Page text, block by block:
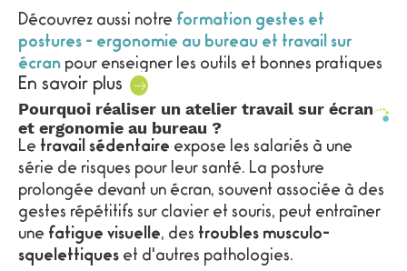
Découvrez aussi notre formation gestes et
postures - ergonomie au bureau et travail sur
écran pour enseigner les outils et bonnes pratiques
liés aux activités sédentaires.
En savoir plus
Pourquoi réaliser un atelier travail sur écran
et ergonomie au bureau ?
Le travail sédentaire expose les salariés à une
série de risques pour leur santé. La posture
prolongée devant un écran, souvent associée à des
gestes répétitifs sur clavier et souris, peut entraîner
une fatigue visuelle, des troubles musculo-
squelettiques et d'autres pathologies.